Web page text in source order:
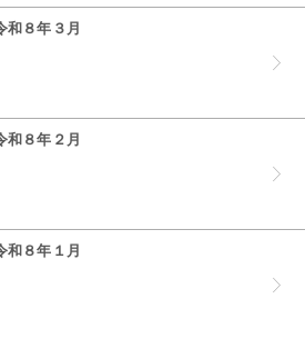
８年３月
８年２月
８年１月